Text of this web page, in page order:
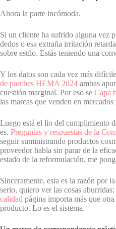
Ahora la parte incómoda.
Si un cliente ha sufrido alguna vez
dedos o esa extraña irritación
sobre estilo. Estás teniendo una
Y los datos son cada vez más
de parches HEMA 2024 ambas
cuestión marginal. Por eso se Capa
las marcas que venden en
Luego está el lío del cumplimiento
es. Preguntas y respuestas de la
seguir suministrando productos
proveedor habla sin parar de la
estado de la reformulación, me
Sinceramente, esta es la razón por
serio, quiero ver las cosas
calidad página importa más que
producto. Lo es el sistema.